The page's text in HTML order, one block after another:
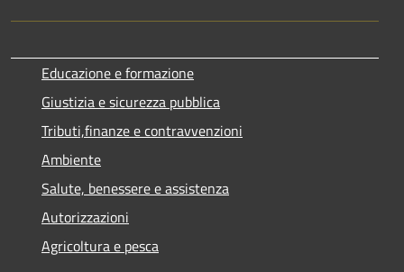
Educazione e formazione
Giustizia e sicurezza pubblica
Tributi,finanze e contravvenzioni
Ambiente
Salute, benessere e assistenza
Autorizzazioni
Agricoltura e pesca